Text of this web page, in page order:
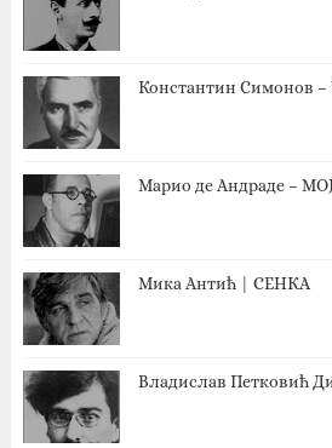
Константин Симонов
Марио де Андраде –
Мика Антић | СЕНКА
Владислав Петковић